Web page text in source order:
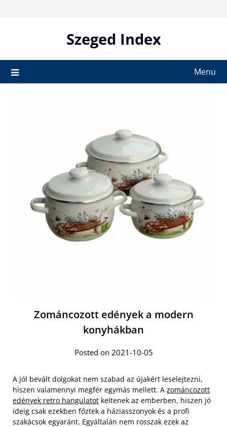
Szeged Index
Menu
Zománcozott edények a modern
konyhákban
Posted on 2021-10-05
A jól bevált dolgokat nem szabad az újakért leselejtezni,
hiszen valamennyi megfér egymás mellett. A zománcozott
edények retro hangulatot keltenek az emberben, hiszen jó
ideig csak ezekben főztek a háziasszonyok és a profi
szakácsok egyaránt. Egyáltalán nem rosszak ezek az